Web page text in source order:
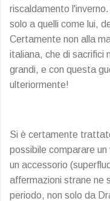
riscaldamento
solo a quelli come lui,
Certamente non alla
italiana, che di sacrifici
grandi, e con questa
ulteriormente!
Si è certamente
possibile comparare
un accessorio
affermazioni strane ne
periodo, non solo da